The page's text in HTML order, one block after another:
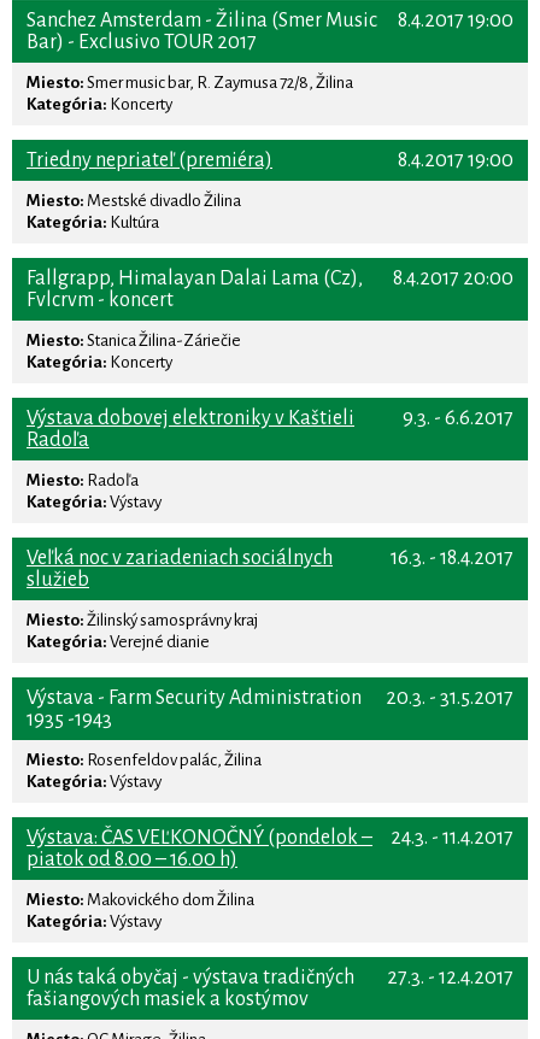
8.4.2017 19:00
Sanchez Amsterdam - Žilina (Smer Music
Bar) - Exclusivo TOUR 2017
Miesto: Smer music bar, R. Zaymusa 72/8, Žilina
Kategória: Koncerty
8.4.2017 19:00
Triedny nepriateľ (premiéra)
Miesto: Mestské divadlo Žilina
Kategória: Kultúra
8.4.2017 20:00
Fallgrapp, Himalayan Dalai Lama (Cz),
Fvlcrvm - koncert
Miesto: Stanica Žilina-Záriečie
Kategória: Koncerty
9.3. - 6.6.2017
Výstava dobovej elektroniky v Kaštieli
Radoľa
Miesto: Radoľa
Kategória: Výstavy
16.3. - 18.4.2017
Veľká noc v zariadeniach sociálnych
služieb
Miesto: Žilinský samosprávny kraj
Kategória: Verejné dianie
20.3. - 31.5.2017
Výstava - Farm Security Administration
1935 -1943
Miesto: Rosenfeldov palác, Žilina
Kategória: Výstavy
24.3. - 11.4.2017
Výstava: ČAS VEĽKONOČNÝ (pondelok –
piatok od 8.00 – 16.00 h)
Miesto: Makovického dom Žilina
Kategória: Výstavy
27.3. - 12.4.2017
U nás taká obyčaj - výstava tradičných
fašiangových masiek a kostýmov